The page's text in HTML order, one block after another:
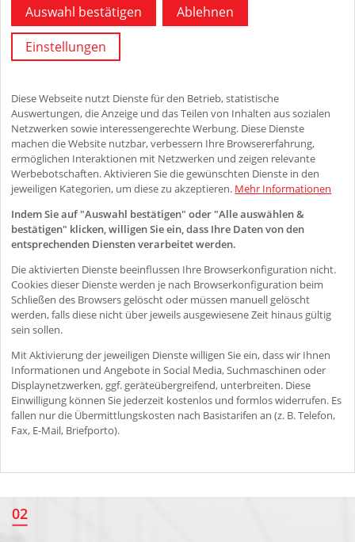
Welcome to your journey
02